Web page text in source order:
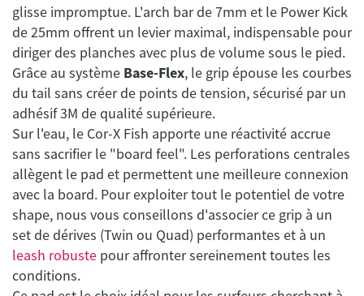
glisse impromptue. L'arch bar de 7mm et le Power Kick
de 25mm offrent un levier maximal, indispensable pour
diriger des planches avec plus de volume sous le pied.
Grâce au système Base-Flex, le grip épouse les courbes
du tail sans créer de points de tension, sécurisé par un
adhésif 3M de qualité supérieure.
Sur l'eau, le Cor-X Fish apporte une réactivité accrue
sans sacrifier le "board feel". Les perforations centrales
allègent le pad et permettent une meilleure connexion
avec la board. Pour exploiter tout le potentiel de votre
shape, nous vous conseillons d'associer ce grip à un
set de dérives (Twin ou Quad) performantes et à un
leash robuste pour affronter sereinement toutes les
conditions.